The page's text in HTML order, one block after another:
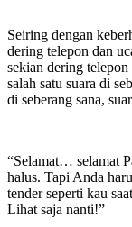
Seiring dengan
dering telepon dan
sekian dering
salah satu suara di
di seberang sana,
“Selamat… selamat
halus. Tapi Anda
tender seperti kau
Lihat saja nanti!”